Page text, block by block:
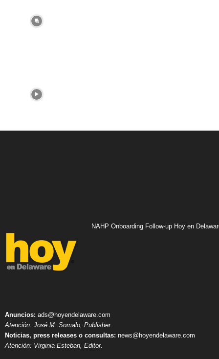
NAHP Onboarding Follow-up Hoy en
Anuncios: ads@hoyendelaware.com
Atención: José M. Somalo, Publisher.
Noticias, press releases o consultas: news@hoyendelaware.com
Atención: Virginia Esteban, Editor.